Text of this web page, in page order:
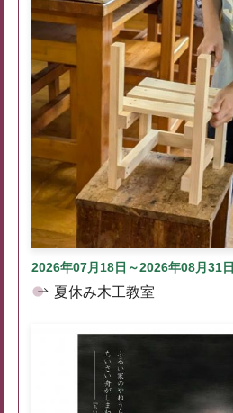
2026年07月18日～2026年08月31日
夏休み木工教室